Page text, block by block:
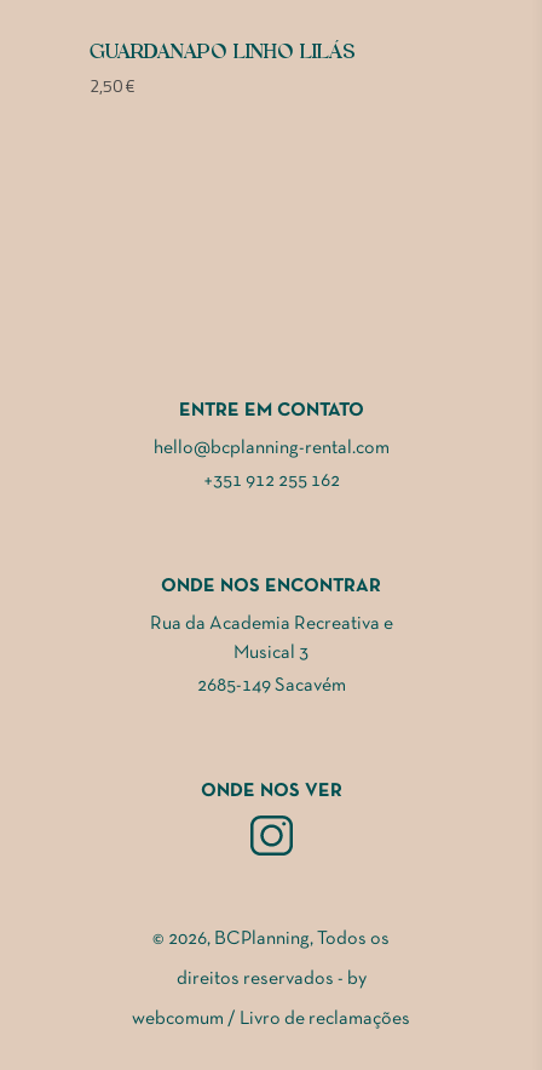
GUARDANAPO LINHO LILÁS
2,50€
ENTRE EM CONTATO
hello@bcplanning-rental.com
+351 912 255 162
ONDE NOS ENCONTRAR
Rua da Academia Recreativa e
Musical 3
2685-149 Sacavém
ONDE NOS VER
© 2026, BCPlanning, Todos os
direitos reservados - by
webcomum / Livro de reclamações